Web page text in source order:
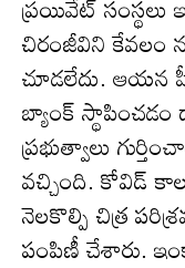
చిరంజీవిని కేవలం
చూడలేదు. ఆయన
బ్యాంక్
ప్రభుత్వాలు
వచ్చింది. కోవిడ్
నెలకొల్పి చిత్ర
పంపిణీ చేశారు.